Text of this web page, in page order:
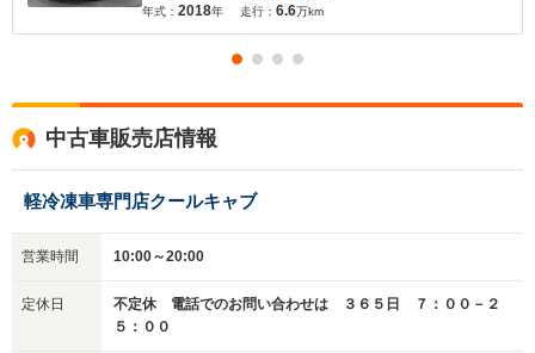
年式： 2018年
走行： 6.6万km
中古車販売店情報
軽冷凍車専門店クールキャブ
営業時間 10:00～20:00
定休日
不定休 電話でのお問い合わせは ３６５日 ７：００－２
５：００
※保存された情報は90日で破棄されます
いいえ はい